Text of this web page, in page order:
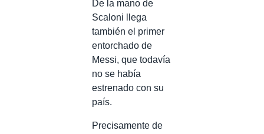
De la mano de
Scaloni llega
también el primer
entorchado de
Messi, que todavía
no se había
estrenado con su
país.
Precisamente de